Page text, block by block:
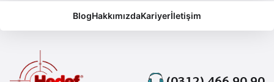
BlogHakkımızdaKariyerİletişim